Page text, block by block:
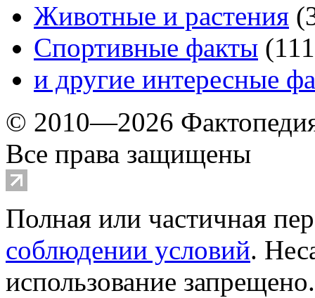
Животные и растения (
Спортивные факты (111
и другие интересные
© 2010—2026
Все права защищены
Полная или частичная
соблюдении условий.
использование